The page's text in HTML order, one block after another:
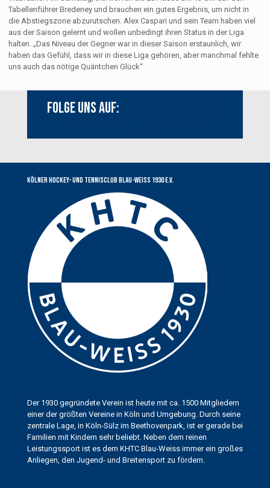
Tabellenführer Bredeney und brauchen ein gutes Ergebnis, um nicht in
die Abstiegszone abzurutschen. Alex Caspari und sein Team haben viel
aus der Saison gelernt und wollen unbedingt ihren Status in der Liga
halten. „Das Niveau der Gegner war in dieser Saison erstaunlich, wir
haben das Gefühl, dass wir in diese Liga gehören, aber manchmal fehlte
uns auch das nötige Quäntchen Glück“
Folge uns auf:
Kölner Hockey- und Tennisclub Blau-Weiss 1930 e.V.
Der 1930 gegründete Verein ist heute mit ca. 1500 Mitgliedern
einer der größten Vereine in Köln und Umgebung. Durch seine
zentrale Lage, in Köln-Sülz im Beethovenpark, ist er gerade bei
Familien mit Kindern sehr beliebt. Neben dem reinen
Leistungssport ist es dem KHTC Blau-Weiss immer ein großes
Anliegen, den Jugend- und Breitensport zu fördern.